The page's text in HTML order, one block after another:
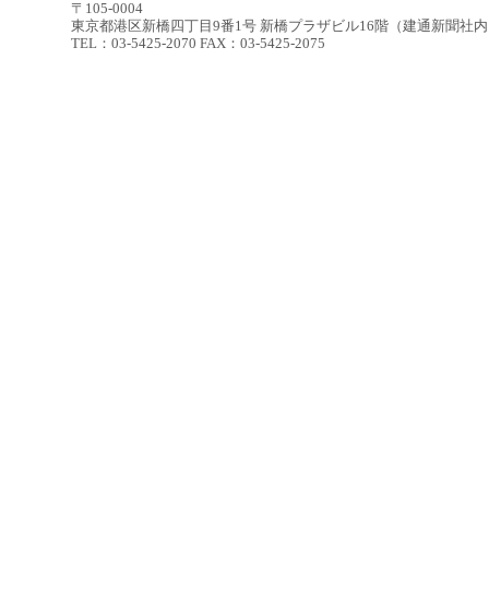
〒105-0004
東京都港区新橋四丁目9番1号 新橋プラザビル16階（建通新聞社
TEL：03-5425-2070 FAX：03-5425-2075